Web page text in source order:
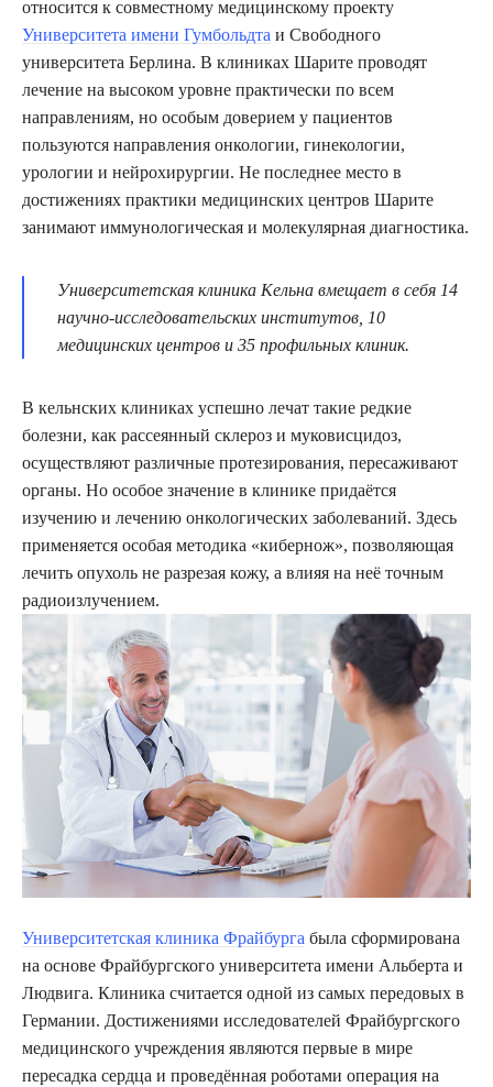
относится к совместному медицинскому проекту
Университета имени Гумбольдта и Свободного
университета Берлина. В клиниках Шарите проводят
лечение на высоком уровне практически по всем
направлениям, но особым доверием у пациентов
пользуются направления онкологии, гинекологии,
урологии и нейрохирургии. Не последнее место в
достижениях практики медицинских центров Шарите
занимают иммунологическая и молекулярная диагностика.
Университетская клиника Кельна вмещает в себя 14
научно-исследовательских институтов, 10
медицинских центров и 35 профильных клиник.
В кельнских клиниках успешно лечат такие редкие
болезни, как рассеянный склероз и муковисцидоз,
осуществляют различные протезирования, пересаживают
органы. Но особое значение в клинике придаётся
изучению и лечению онкологических заболеваний. Здесь
применяется особая методика «кибернож», позволяющая
лечить опухоль не разрезая кожу, а влияя на неё точным
радиоизлучением.
Университетская клиника Фрайбурга была сформирована
на основе Фрайбургского университета имени Альберта и
Людвига. Клиника считается одной из самых передовых в
Германии. Достижениями исследователей Фрайбургского
медицинского учреждения являются первые в мире
пересадка сердца и проведённая роботами операция на